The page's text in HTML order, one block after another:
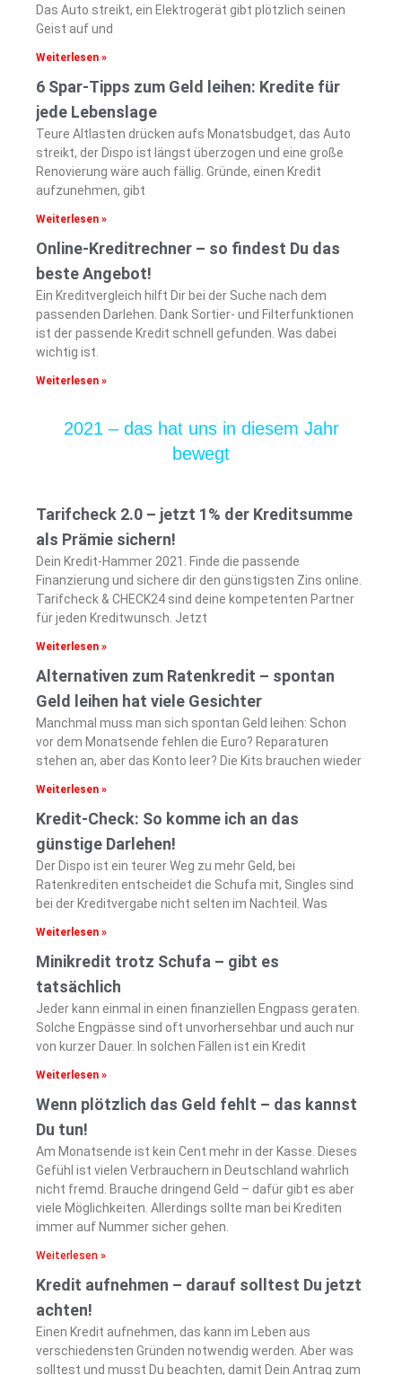
Das Auto streikt, ein Elektrogerät gibt plötzlich seinen
Geist auf und
Weiterlesen »
6 Spar-Tipps zum Geld leihen: Kredite für
jede Lebenslage
Teure Altlasten drücken aufs Monatsbudget, das Auto
streikt, der Dispo ist längst überzogen und eine große
Renovierung wäre auch fällig. Gründe, einen Kredit
aufzunehmen, gibt
Weiterlesen »
Online-Kreditrechner – so findest Du das
beste Angebot!
Ein Kreditvergleich hilft Dir bei der Suche nach dem
passenden Darlehen. Dank Sortier- und Filterfunktionen
ist der passende Kredit schnell gefunden. Was dabei
wichtig ist.
Weiterlesen »
2021 – das hat uns in diesem Jahr
bewegt
Tarifcheck 2.0 – jetzt 1% der Kreditsumme
als Prämie sichern!
Dein Kredit-Hammer 2021. Finde die passende
Finanzierung und sichere dir den günstigsten Zins online.
Tarifcheck & CHECK24 sind deine kompetenten Partner
für jeden Kreditwunsch. Jetzt
Weiterlesen »
Alternativen zum Ratenkredit – spontan
Geld leihen hat viele Gesichter
Manchmal muss man sich spontan Geld leihen: Schon
vor dem Monatsende fehlen die Euro? Reparaturen
stehen an, aber das Konto leer? Die Kits brauchen wieder
Weiterlesen »
Kredit-Check: So komme ich an das
günstige Darlehen!
Der Dispo ist ein teurer Weg zu mehr Geld, bei
Ratenkrediten entscheidet die Schufa mit, Singles sind
bei der Kreditvergabe nicht selten im Nachteil. Was
Weiterlesen »
Minikredit trotz Schufa – gibt es
tatsächlich
Jeder kann einmal in einen finanziellen Engpass geraten.
Solche Engpässe sind oft unvorhersehbar und auch nur
von kurzer Dauer. In solchen Fällen ist ein Kredit
Weiterlesen »
Wenn plötzlich das Geld fehlt – das kannst
Du tun!
Am Monatsende ist kein Cent mehr in der Kasse. Dieses
Gefühl ist vielen Verbrauchern in Deutschland wahrlich
nicht fremd. Brauche dringend Geld – dafür gibt es aber
viele Möglichkeiten. Allerdings sollte man bei Krediten
immer auf Nummer sicher gehen.
Weiterlesen »
Kredit aufnehmen – darauf solltest Du jetzt
achten!
Einen Kredit aufnehmen, das kann im Leben aus
verschiedensten Gründen notwendig werden. Aber was
solltest und musst Du beachten, damit Dein Antrag zum